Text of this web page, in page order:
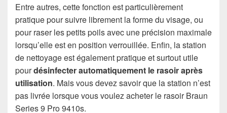
Entre autres, cette fonction est particulièrement
pratique pour suivre librement la forme du visage, ou
pour raser les petits poils avec une précision maximale
lorsqu’elle est en position verrouillée. Enfin, la station
de nettoyage est également pratique et surtout utile
pourdésinfecter automatiquement le rasoir après
utilisation. Mais vous devez savoir que la station n’est
pas livrée lorsque vous voulez acheter le rasoir Braun
Series 9 Pro 9410s.